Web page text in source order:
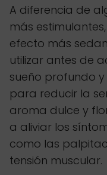
A diferencia de
más
efecto más
utilizar antes de
sueño profundo
para reducir la
aroma dulce y
a aliviar los
como las
tensión muscular.